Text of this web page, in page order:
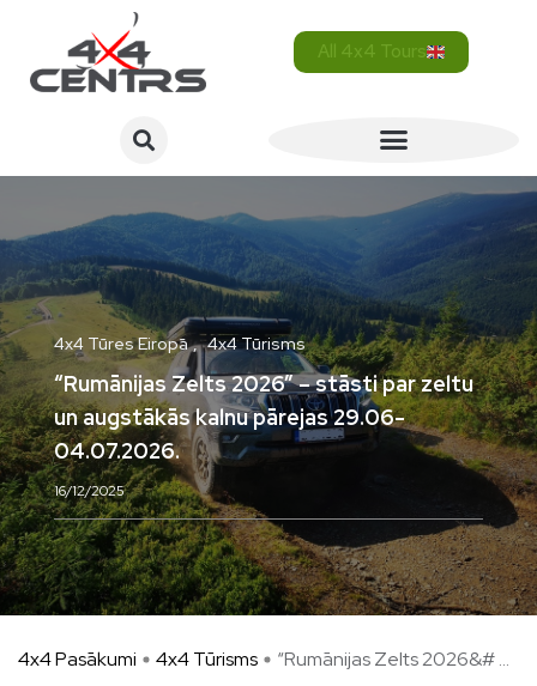
All 4x4 Tours
4x4 Tūres Eiropā 4x4 Tūrisms
“Rumānijas Zelts 2026” – stāsti par zeltu
un augstākās kalnu pārejas 29.06-
04.07.2026.
16/12/2025
4x4 Pasākumi 4x4 Tūrisms “Rumānijas Zelts 2026&# ...